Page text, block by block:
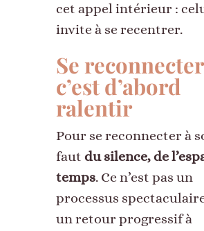
cet appel intérieur :
invite à se recentrer.
Se
c’est d’abord
ralentir
Pour se reconnecter à
faut du silence, de
temps. Ce n’est pas un
processus
un retour progressif à